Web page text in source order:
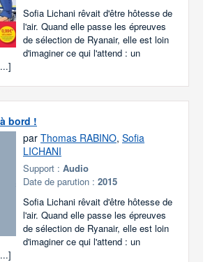
Sofia Lichani rêvait d'être hôtesse de
l'air. Quand elle passe les épreuves
de sélection de Ryanair, elle est loin
d'imaginer ce qui l'attend : un
bord !
par Thomas RABINO, Sofia
LICHANI
Support : Audio
Date de parution : 2015
Sofia Lichani rêvait d'être hôtesse de
l'air. Quand elle passe les épreuves
de sélection de Ryanair, elle est loin
d'imaginer ce qui l'attend : un